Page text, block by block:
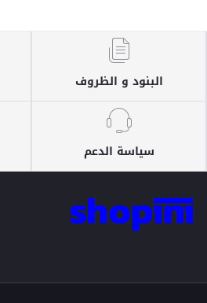
البنود و الظروف
سياسة الدعم